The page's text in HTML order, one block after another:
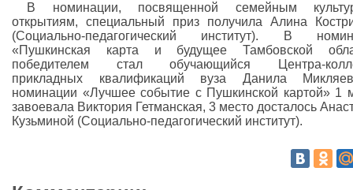
В номинации, посвященной семейным
открытиям, специальный приз получила Алина
(Социально-педагогический институт). В
«Пушкинская карта и будущее Тамбовской
победителем стал обучающийся Центра-
прикладных квалификаций вуза Данила
номинации «Лучшее событие с Пушкинской картой» 1
завоевала Виктория Гетманская, 3 место досталось
Кузьминой (Социально-педагогический институт).